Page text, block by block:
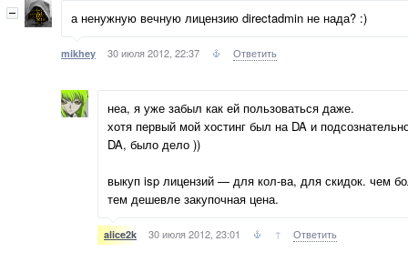
а ненужную вечную лицензию directadmin не нада? :)
mikhey 30 июля 2012, 22:37 Ответить
неа, я уже забыл как ей пользоваться даже.
хотя первый мой хостинг был на DA и
DA, было дело ))
выкуп isp лицензий — для кол-ва, для скидок. чем
тем дешевле закупочная цена.
alice2k 30 июля 2012, 23:01 ↑ Ответить